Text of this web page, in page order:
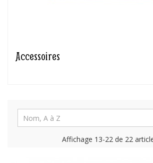
Accessoires
Nom, A à Z
Affichage 13-22 de 22